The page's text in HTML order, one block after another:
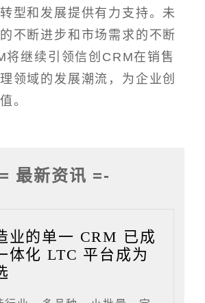
型和发展提供有力支持。未
不断进步和市场需求的不断
将继续引领信创CRM在销售
领域的发展潮流，为企业创
。
最新资讯 =-
业的单一 CRM 已成
体化 LTC 平台成为